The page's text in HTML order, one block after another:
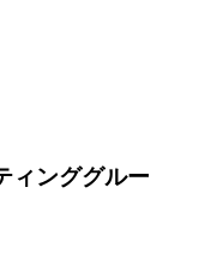
ィンググルー